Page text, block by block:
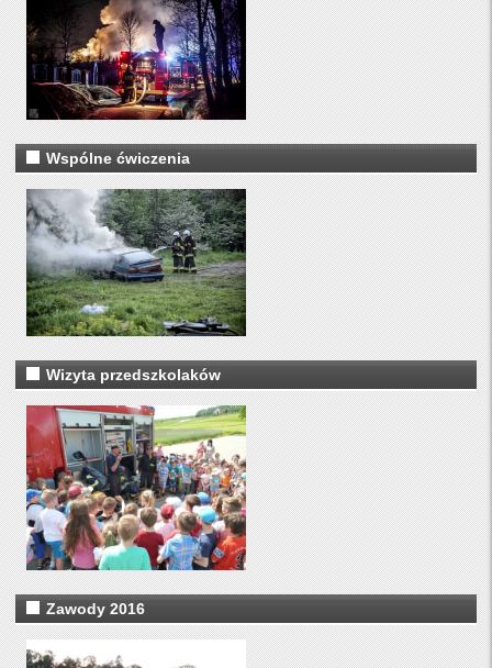
Wspólne ćwiczenia
Wizyta przedszkolaków
Zawody 2016